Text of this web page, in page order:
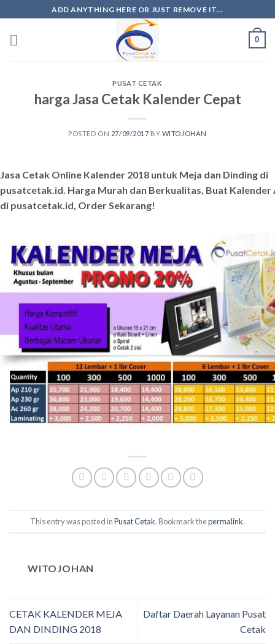
ADD ANYTHING HERE OR JUST REMOVE IT...
0
PUSAT CETAK
harga Jasa Cetak Kalender Cepat
POSTED ON 27/09/2017 BY WITOJOHAN
Jasa Cetak Online Kalender 2018 untuk Meja dan Dinding di
pusatcetak.id. Harga Murah dan Berkualitas, Buat Kalender
di pusatcetak.id, Order Sekarang!
This entry was posted inPusat Cetak. Bookmark thepermalink.
WITOJOHAN
CETAK KALENDER MEJA
DAN DINDING 2018
Daftar Daerah Layanan Pusat
Cetak